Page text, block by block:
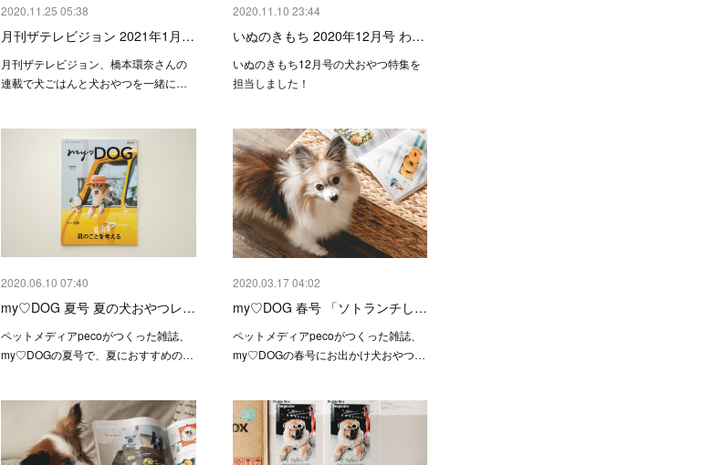
2020.11.25 05:38
月刊ザテレビジョン 2021年1月…
月刊ザテレビジョン、橋本環奈さんの
連載で犬ごはんと犬おやつを一緒に…
2020.11.10 23:44
いぬのきもち 2020年12月号 わ…
いぬのきもち12月号の犬おやつ特集を
担当しました！
2020.06.10 07:40
my♡DOG 夏号 夏の犬おやつレ…
ペットメディアpecoがつくった雑誌、
my♡DOGの夏号で、夏におすすめの…
2020.03.17 04:02
my♡DOG 春号 「ソトランチし…
ペットメディアpecoがつくった雑誌、
my♡DOGの春号にお出かけ犬おやつ…